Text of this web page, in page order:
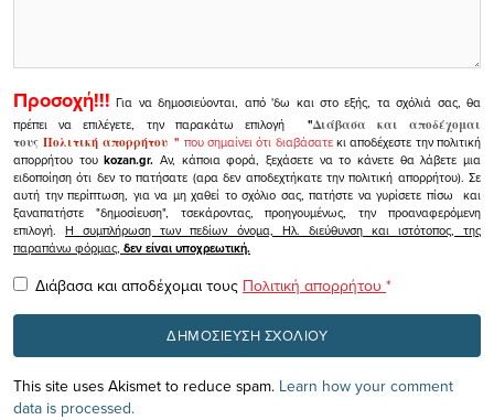
Προσοχή!!! Για να δημοσιεύονται, από 'δω και στο εξής, τα σχόλιά σας, θα
πρέπει να επιλέγετε, την παρακάτω επιλογή
"Διάβασα και αποδέχομαι
τουςΠολιτική απορρήτου" που σημαίνει ότι διαβάσατεκι αποδέχεστε την πολιτική
απορρήτου τουkozan.gr. Αν, κάποια φορά, ξεχάσετε να το κάνετε θα λάβετε μια
ειδοποίηση ότι δεν το πατήσατε (αρα δεν αποδεχτήκατε την πολιτική απορρήτου). Σε
αυτή την περίπτωση, για να μη χαθεί το σχόλιο σας, πατήστε να γυρίσετε πίσω και
ξαναπατήστε "δημοσίευση", τσεκάροντας, προηγουμένως, την προαναφερόμενη
επιλογή.Η συμπλήρωση των πεδίων όνομα, Ηλ. διεύθυνση και ιστότοπος, της
παραπάνω φόρμας, δεν είναι υποχρεωτική.
Διάβασα και αποδέχομαι τους Πολιτική απορρήτου *
This site uses Akismet to reduce spam. Learn how your comment
data is processed.